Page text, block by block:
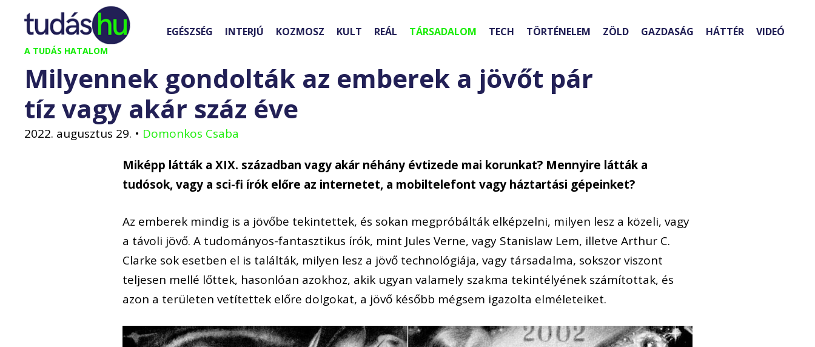
Kilépés
tartalomba
A TUDÁS HATALOM
EGÉSZSÉG INTERJÚ KOZMOSZ KULT REÁL TÁRSADALOM TECH TÖRTÉNELEM ZÖLD GAZDASÁG HÁTTÉR VIDEÓ
Milyennek gondolták az emberek a jövőt pár
tíz vagy akár száz éve
2022. augusztus 29. • Domonkos Csaba
Miképp látták a XIX. században vagy akár néhány évtizede mai korunkat? Mennyire látták a
tudósok, vagy a sci-fi írók előre az internetet, a mobiltelefont vagy háztartási gépeinket?
Az emberek mindig is a jövőbe tekintettek, és sokan megpróbálták elképzelni, milyen lesz a közeli, vagy
a távoli jövő. A tudományos-fantasztikus írók, mint Jules Verne, vagy Stanislaw Lem, illetve Arthur C.
Clarke sok esetben el is találták, milyen lesz a jövő technológiája, vagy társadalma, sokszor viszont
teljesen mellé lőttek, hasonlóan azokhoz, akik ugyan valamely szakma tekintélyének számítottak, és
azon a területen vetítettek előre dolgokat, a jövő később mégsem igazolta elméleteiket.